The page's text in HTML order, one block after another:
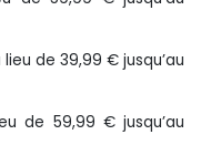
de 39,99 € jusqu’au
de 59,99 € jusqu’au